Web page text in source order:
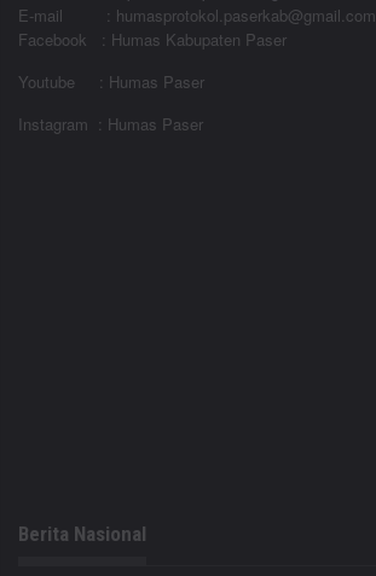
E-mail : humasprotokol.paserkab@gmail.com
Facebook : Humas Kabupaten Paser
Youtube : Humas Paser
Instagram : Humas Paser
Berita Nasional